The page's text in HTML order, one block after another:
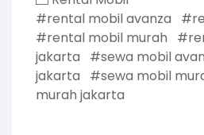
#rental mobil avanza
#rental mobil murah
jakarta
#sewa mobil
jakarta
#sewa mobil
murah jakarta